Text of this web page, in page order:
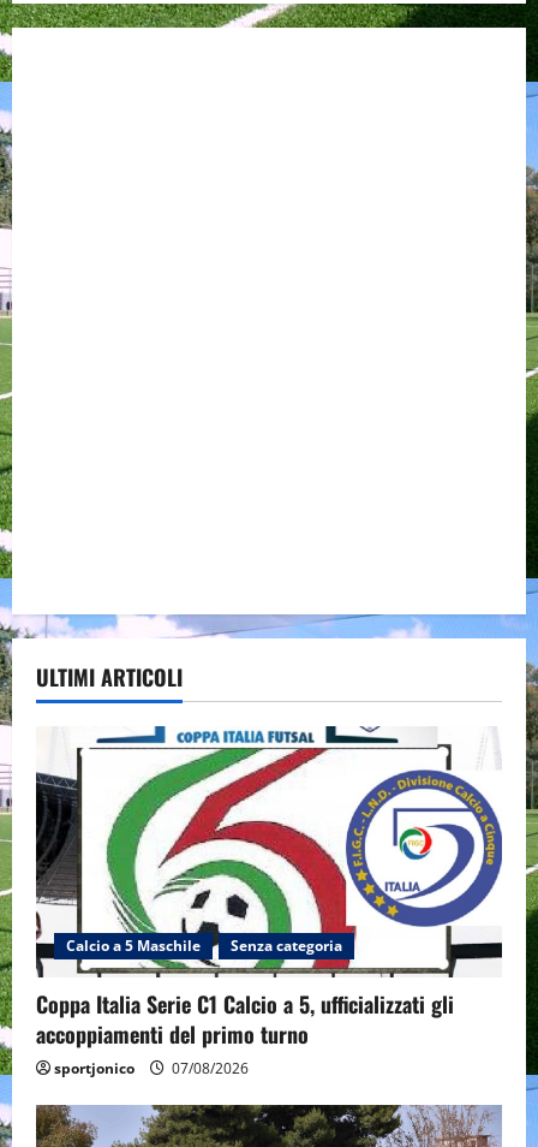
ULTIMI ARTICOLI
Calcio a 5 Maschile Senza categoria
Coppa Italia Serie C1 Calcio a 5, ufficializzati gli
accoppiamenti del primo turno
sportjonico 07/08/2026